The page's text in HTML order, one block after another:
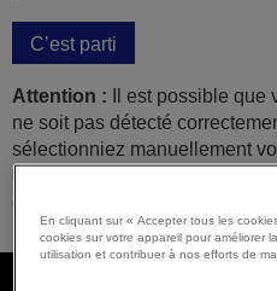
C’est parti
Attention : Il est possible que
ne soit pas détecté
sélectionniez manuellement
dessus pour vous assurer que
compatible.
En cliquant sur « Accepter tous les
cookies sur votre appareil pour améliorer
utilisation et contribuer à nos efforts de